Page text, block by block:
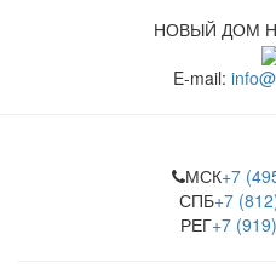
НОВЫЙ ДОМ
E-mail:
МСК+7
СПБ+7
РЕГ+7